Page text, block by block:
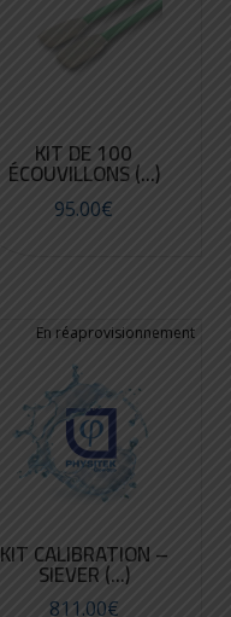
KIT DE 100
ÉCOUVILLONS (...)
95.00€
KIT CALIBRATION –
SIEVER (...)
811.00€